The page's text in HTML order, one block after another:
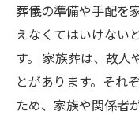
葬儀の準備や手配を
えなくてはいけない
す。 家族葬は、故人
とがあります。それ
ため、家族や関係者